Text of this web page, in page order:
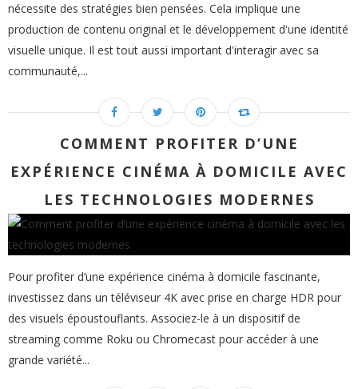
nécessite des stratégies bien pensées. Cela implique une
production de contenu original et le développement d'une identité
visuelle unique. Il est tout aussi important d'interagir avec sa
communauté,...
COMMENT PROFITER D’UNE
EXPÉRIENCE CINÉMA À DOMICILE AVEC
LES TECHNOLOGIES MODERNES
Pour profiter d’une expérience cinéma à domicile fascinante,
investissez dans un téléviseur 4K avec prise en charge HDR pour
des visuels époustouflants. Associez-le à un dispositif de
streaming comme Roku ou Chromecast pour accéder à une
grande variété...